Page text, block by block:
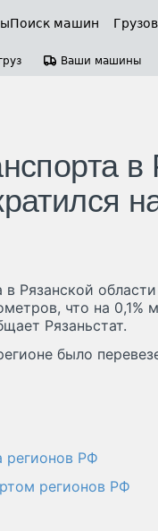
Поиск машин
Ваши машины
Рязанской
что на 0,1%
Рязаньстат.
было
регионов РФ
регионов РФ